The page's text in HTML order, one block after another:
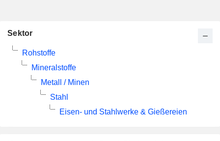
Sektor
Rohstoffe
Mineralstoffe
Metall / Minen
Stahl
Eisen- und Stahlwerke & Gießereien